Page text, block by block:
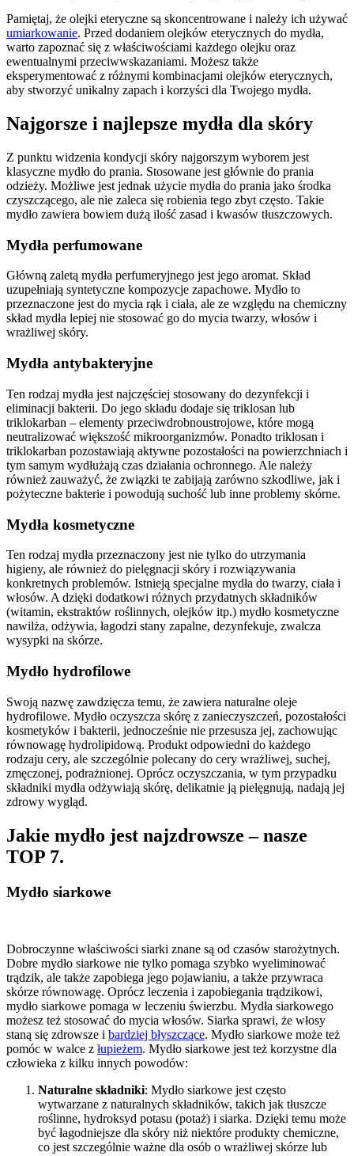
Pamiętaj, że olejki eteryczne są skoncentrowane i należy ich używać
umiarkowanie. Przed dodaniem olejków eterycznych do mydła,
warto zapoznać się z właściwościami każdego olejku oraz
ewentualnymi przeciwwskazaniami. Możesz także
eksperymentować z różnymi kombinacjami olejków eterycznych,
aby stworzyć unikalny zapach i korzyści dla Twojego mydła.
Najgorsze i najlepsze mydła dla skóry
Z punktu widzenia kondycji skóry najgorszym wyborem jest
klasyczne mydło do prania. Stosowane jest głównie do prania
odzieży. Możliwe jest jednak użycie mydła do prania jako środka
czyszczącego, ale nie zaleca się robienia tego zbyt często. Takie
mydło zawiera bowiem dużą ilość zasad i kwasów tłuszczowych.
Mydła perfumowane
Główną zaletą mydła perfumeryjnego jest jego aromat. Skład
uzupełniają syntetyczne kompozycje zapachowe. Mydło to
przeznaczone jest do mycia rąk i ciała, ale ze względu na chemiczny
skład mydła lepiej nie stosować go do mycia twarzy, włosów i
wrażliwej skóry.
Mydła antybakteryjne
Ten rodzaj mydła jest najczęściej stosowany do dezynfekcji i
eliminacji bakterii. Do jego składu dodaje się triklosan lub
triklokarban – elementy przeciwdrobnoustrojowe, które mogą
neutralizować większość mikroorganizmów. Ponadto triklosan i
triklokarban pozostawiają aktywne pozostałości na powierzchniach i
tym samym wydłużają czas działania ochronnego. Ale należy
również zauważyć, że związki te zabijają zarówno szkodliwe, jak i
pożyteczne bakterie i powodują suchość lub inne problemy skórne.
Mydła kosmetyczne
Ten rodzaj mydła przeznaczony jest nie tylko do utrzymania
higieny, ale również do pielęgnacji skóry i rozwiązywania
konkretnych problemów. Istnieją specjalne mydła do twarzy, ciała i
włosów. A dzięki dodatkowi różnych przydatnych składników
(witamin, ekstraktów roślinnych, olejków itp.) mydło kosmetyczne
nawilża, odżywia, łagodzi stany zapalne, dezynfekuje, zwalcza
wysypki na skórze.
Mydło hydrofilowe
Swoją nazwę zawdzięcza temu, że zawiera naturalne oleje
hydrofilowe. Mydło oczyszcza skórę z zanieczyszczeń, pozostałości
kosmetyków i bakterii, jednocześnie nie przesusza jej, zachowując
równowagę hydrolipidową. Produkt odpowiedni do każdego
rodzaju cery, ale szczególnie polecany do cery wrażliwej, suchej,
zmęczonej, podrażnionej. Oprócz oczyszczania, w tym przypadku
składniki mydła odżywiają skórę, delikatnie ją pielęgnują, nadają jej
zdrowy wygląd.
Jakie mydło jest najzdrowsze – nasze
TOP 7.
Mydło siarkowe
Dobroczynne właściwości siarki znane są od czasów starożytnych.
Dobre mydło siarkowe nie tylko pomaga szybko wyeliminować
trądzik, ale także zapobiega jego pojawianiu, a także przywraca
skórze równowagę. Oprócz leczenia i zapobiegania trądzikowi,
mydło siarkowe pomaga w leczeniu świerzbu. Mydła siarkowego
możesz też stosować do mycia włosów. Siarka sprawi, że włosy
staną się zdrowsze i bardziej błyszczące. Mydło siarkowe może też
pomóc w walce z łupieżem. Mydło siarkowe jest też korzystne dla
człowieka z kilku innych powodów:
Naturalne składniki: Mydło siarkowe jest często
wytwarzane z naturalnych składników, takich jak tłuszcze
roślinne, hydroksyd potasu (potaż) i siarka. Dzięki temu może
być łagodniejsze dla skóry niż niektóre produkty chemiczne,
co jest szczególnie ważne dla osób o wrażliwej skórze lub